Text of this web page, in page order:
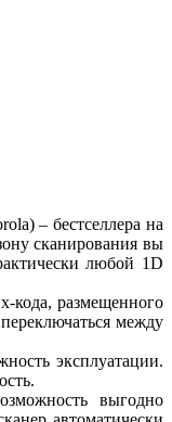
– бестселлера на
сканирования вы
любой 1D
кода, размещенного
между
эксплуатации.
выгодно